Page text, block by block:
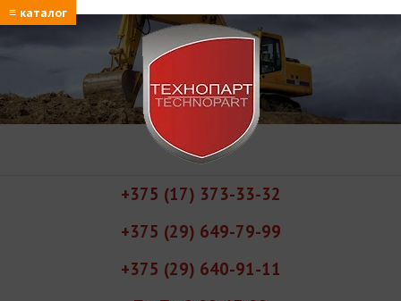
≡ каталог
+375 (17) 373-33-32
+375 (29) 649-79-99
+375 (29) 640-91-11